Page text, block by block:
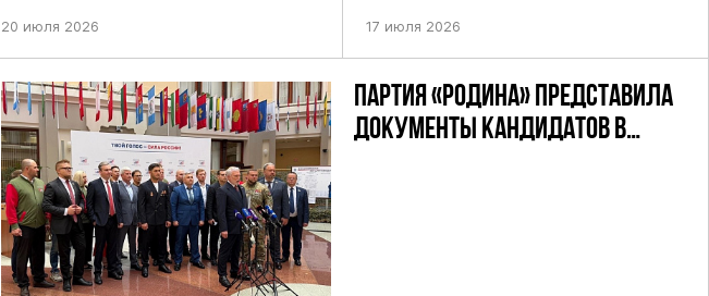
ПО НЕФТЕКАМСКОМУ ОДНОМАНДАТНОМУ
20 июля 2026 17 июля 2026
ПАРТИЯ «РОДИНА» ПРЕДСТАВИЛА
ДОКУМЕНТЫ КАНДИДАТОВ В